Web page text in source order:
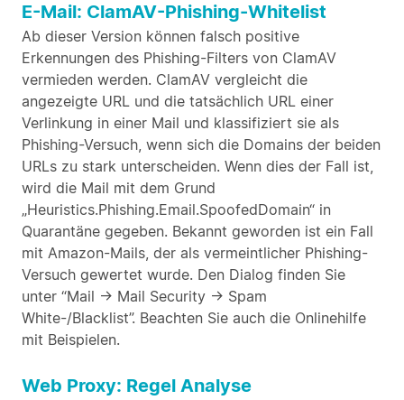
E-Mail: ClamAV-Phishing-Whitelist
Ab dieser Version können falsch positive
Erkennungen des Phishing-Filters von ClamAV
vermieden werden. ClamAV vergleicht die
angezeigte URL und die tatsächlich URL einer
Verlinkung in einer Mail und klassifiziert sie als
Phishing-Versuch, wenn sich die Domains der beiden
URLs zu stark unterscheiden. Wenn dies der Fall ist,
wird die Mail mit dem Grund
„Heuristics.Phishing.Email.SpoofedDomain“ in
Quarantäne gegeben. Bekannt geworden ist ein Fall
mit Amazon-Mails, der als vermeintlicher Phishing-
Versuch gewertet wurde. Den Dialog finden Sie
unter “Mail -> Mail Security -> Spam
White-/Blacklist”. Beachten Sie auch die Onlinehilfe
mit Beispielen.
Web Proxy: Regel Analyse